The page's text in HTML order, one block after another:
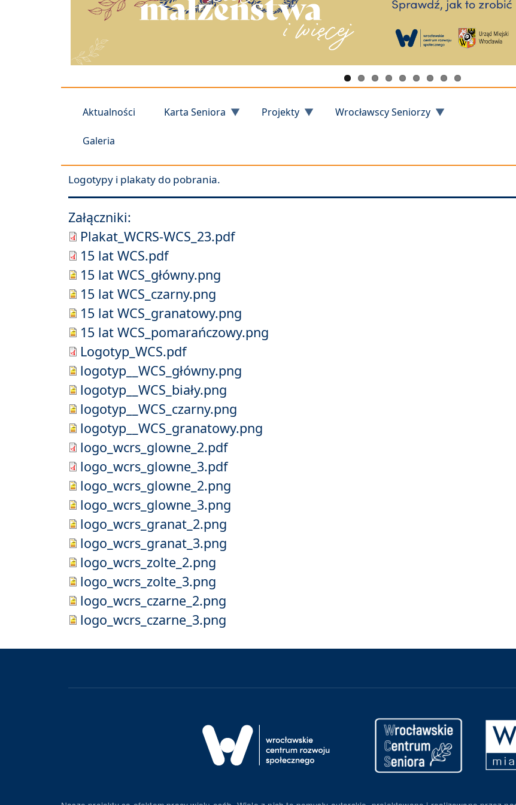
Aktualności Karta Seniora Projekty Wrocławscy Seniorzy
Galeria
Logotypy i plakaty do pobrania.
Załączniki:
Plakat_WCRS-WCS_23.pdf
15 lat WCS.pdf
15 lat WCS_główny.png
15 lat WCS_czarny.png
15 lat WCS_granatowy.png
15 lat WCS_pomarańczowy.png
Logotyp_WCS.pdf
logotyp__WCS_główny.png
logotyp__WCS_biały.png
logotyp__WCS_czarny.png
logotyp__WCS_granatowy.png
logo_wcrs_glowne_2.pdf
logo_wcrs_glowne_3.pdf
logo_wcrs_glowne_2.png
logo_wcrs_glowne_3.png
logo_wcrs_granat_2.png
logo_wcrs_granat_3.png
logo_wcrs_zolte_2.png
logo_wcrs_zolte_3.png
logo_wcrs_czarne_2.png
logo_wcrs_czarne_3.png